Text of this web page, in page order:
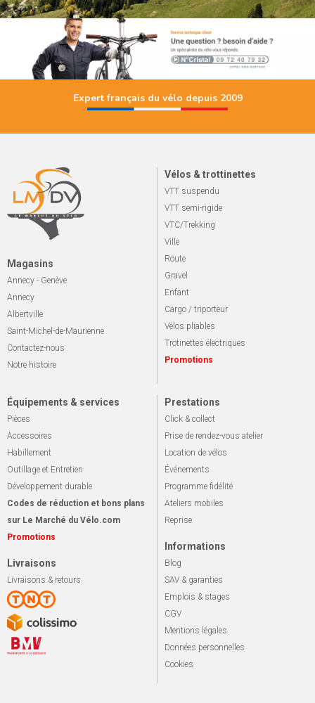
Expert français du vélo depuis 2009
Magasins
Annecy - Genève
Annecy
Albertville
Saint-Michel-de-Maurienne
Contactez-nous
Notre histoire
Vélos & trottinettes
VTT suspendu
VTT semi-rigide
VTC/Trekking
Ville
Route
Gravel
Enfant
Cargo / triporteur
Vélos pliables
Trotinettes électriques
Promotions
Équipements & services
Pièces
Accessoires
Habillement
Outillage et Entretien
Développement durable
Codes de réduction et bons plans
sur Le Marché du Vélo.com
Promotions
Livraisons
Livraisons & retours
Prestations
Click & collect
Prise de rendez-vous atelier
Location de vélos
Événements
Programme fidélité
Ateliers mobiles
Reprise
Informations
Blog
SAV & garanties
Emplois & stages
CGV
Mentions légales
Données personnelles
Cookies